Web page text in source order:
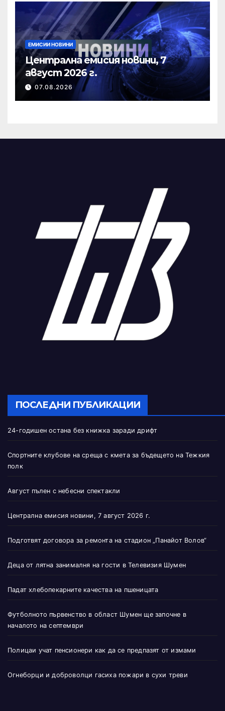
ЕМИСИИ НОВИНИ
Централна емисия новини, 7
август 2026 г.
07.08.2026
ПОСЛЕДНИ ПУБЛИКАЦИИ
24-годишен остана без книжка заради дрифт
Спортните клубове на среща с кмета за бъдещето на Тежкия
полк
Август пълен с небесни спектакли
Централна емисия новини, 7 август 2026 г.
Подготвят договора за ремонта на стадион „Панайот Волов“
Деца от лятна занималня на гости в Телевизия Шумен
Падат хлебопекарните качества на пшеницата
Футболното първенство в област Шумен ще започне в
началото на септември
Полицаи учат пенсионери как да се предпазят от измами
Огнеборци и доброволци гасиха пожари в сухи треви